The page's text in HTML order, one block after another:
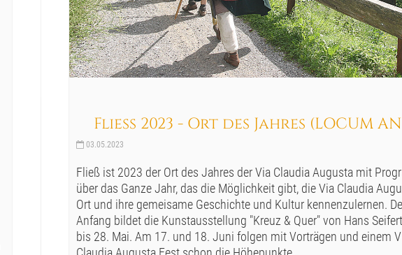
Fliess 2023 - Ort des Jahres (LOCUM
03.05.2023
Fließ ist 2023 der Ort des Jahres der Via Claudia Augusta mit
über das Ganze Jahr, das die Möglichkeit gibt, die Via Claudia
Ort und ihre gemeisame Geschichte und Kultur kennenzulernen.
Anfang bildet die Kunstausstellung "Kreuz & Quer" von Hans
bis 28. Mai. Am 17. und 18. Juni folgen mit Vorträgen und einem